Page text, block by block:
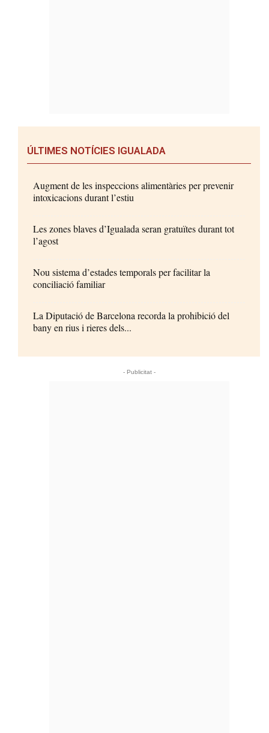
ÚLTIMES NOTÍCIES IGUALADA
Augment de les inspeccions alimentàries per prevenir
intoxicacions durant l’estiu
Les zones blaves d’Igualada seran gratuïtes durant tot
l’agost
Nou sistema d’estades temporals per facilitar la
conciliació familiar
La Diputació de Barcelona recorda la prohibició del
bany en rius i rieres dels...
- Publicitat -